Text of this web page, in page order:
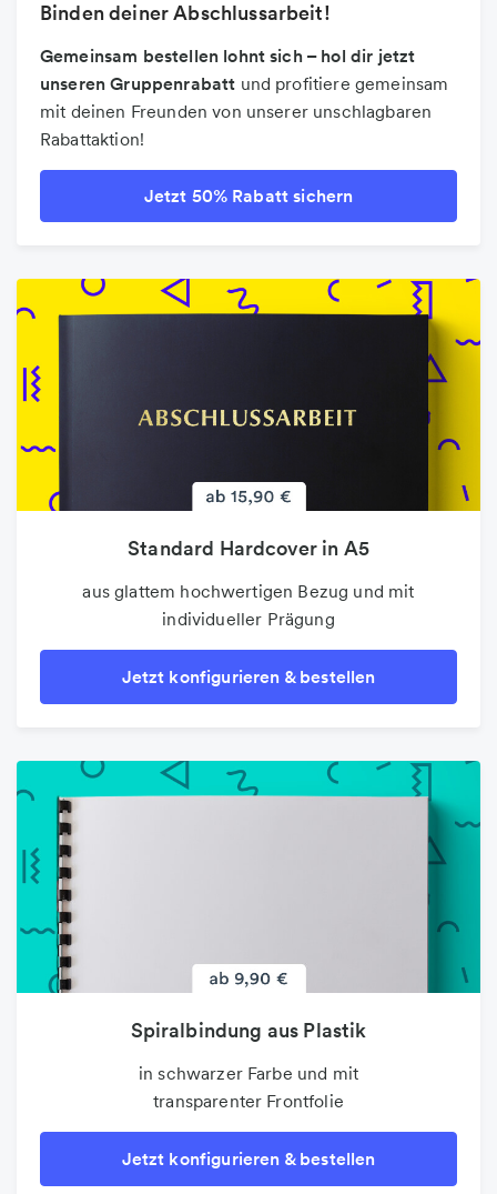
Binden deiner Abschlussarbeit!
Gemeinsam bestellen lohnt sich – hol dir jetzt
unseren Gruppenrabatt und profitiere gemeinsam
mit deinen Freunden von unserer unschlagbaren
Rabattaktion!
Jetzt 50% Rabatt sichern
Standard Hardcover in A5
aus glattem hochwertigen Bezug und mit
individueller Prägung
Jetzt konfigurieren & bestellen
Spiralbindung aus Plastik
in schwarzer Farbe und mit
transparenter Frontfolie
Jetzt konfigurieren & bestellen